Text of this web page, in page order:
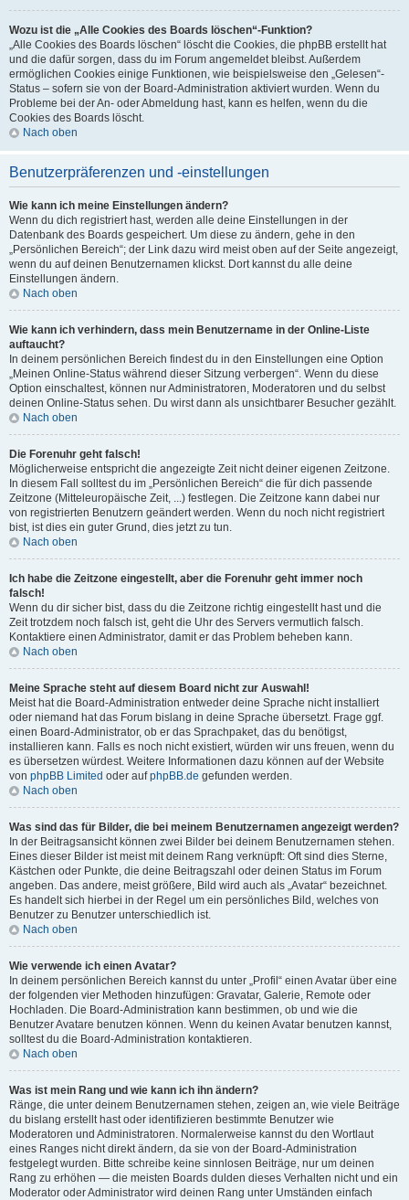
Wozu ist die „Alle Cookies des Boards löschen“-Funktion?
„Alle Cookies des Boards löschen“ löscht die Cookies, die phpBB erstellt hat
und die dafür sorgen, dass du im Forum angemeldet bleibst. Außerdem
ermöglichen Cookies einige Funktionen, wie beispielsweise den „Gelesen“-
Status – sofern sie von der Board-Administration aktiviert wurden. Wenn du
Probleme bei der An- oder Abmeldung hast, kann es helfen, wenn du die
Cookies des Boards löscht.
Nach oben
Benutzerpräferenzen und -einstellungen
Wie kann ich meine Einstellungen ändern?
Wenn du dich registriert hast, werden alle deine Einstellungen in der
Datenbank des Boards gespeichert. Um diese zu ändern, gehe in den
„Persönlichen Bereich“; der Link dazu wird meist oben auf der Seite angezeigt,
wenn du auf deinen Benutzernamen klickst. Dort kannst du alle deine
Einstellungen ändern.
Nach oben
Wie kann ich verhindern, dass mein Benutzername in der Online-Liste
auftaucht?
In deinem persönlichen Bereich findest du in den Einstellungen eine Option
„Meinen Online-Status während dieser Sitzung verbergen“. Wenn du diese
Option einschaltest, können nur Administratoren, Moderatoren und du selbst
deinen Online-Status sehen. Du wirst dann als unsichtbarer Besucher gezählt.
Nach oben
Die Forenuhr geht falsch!
Möglicherweise entspricht die angezeigte Zeit nicht deiner eigenen Zeitzone.
In diesem Fall solltest du im „Persönlichen Bereich“ die für dich passende
Zeitzone (Mitteleuropäische Zeit, ...) festlegen. Die Zeitzone kann dabei nur
von registrierten Benutzern geändert werden. Wenn du noch nicht registriert
bist, ist dies ein guter Grund, dies jetzt zu tun.
Nach oben
Ich habe die Zeitzone eingestellt, aber die Forenuhr geht immer noch
falsch!
Wenn du dir sicher bist, dass du die Zeitzone richtig eingestellt hast und die
Zeit trotzdem noch falsch ist, geht die Uhr des Servers vermutlich falsch.
Kontaktiere einen Administrator, damit er das Problem beheben kann.
Nach oben
Meine Sprache steht auf diesem Board nicht zur Auswahl!
Meist hat die Board-Administration entweder deine Sprache nicht installiert
oder niemand hat das Forum bislang in deine Sprache übersetzt. Frage ggf.
einen Board-Administrator, ob er das Sprachpaket, das du benötigst,
installieren kann. Falls es noch nicht existiert, würden wir uns freuen, wenn du
es übersetzen würdest. Weitere Informationen dazu können auf der Website
von phpBB Limited oder aufphpBB.de gefunden werden.
Nach oben
Was sind das für Bilder, die bei meinem Benutzernamen angezeigt werden?
In der Beitragsansicht können zwei Bilder bei deinem Benutzernamen stehen.
Eines dieser Bilder ist meist mit deinem Rang verknüpft: Oft sind dies Sterne,
Kästchen oder Punkte, die deine Beitragszahl oder deinen Status im Forum
angeben. Das andere, meist größere, Bild wird auch als „Avatar“ bezeichnet.
Es handelt sich hierbei in der Regel um ein persönliches Bild, welches von
Benutzer zu Benutzer unterschiedlich ist.
Nach oben
Wie verwende ich einen Avatar?
In deinem persönlichen Bereich kannst du unter „Profil“ einen Avatar über eine
der folgenden vier Methoden hinzufügen: Gravatar, Galerie, Remote oder
Hochladen. Die Board-Administration kann bestimmen, ob und wie die
Benutzer Avatare benutzen können. Wenn du keinen Avatar benutzen kannst,
solltest du die Board-Administration kontaktieren.
Nach oben
Was ist mein Rang und wie kann ich ihn ändern?
Ränge, die unter deinem Benutzernamen stehen, zeigen an, wie viele Beiträge
du bislang erstellt hast oder identifizieren bestimmte Benutzer wie
Moderatoren und Administratoren. Normalerweise kannst du den Wortlaut
eines Ranges nicht direkt ändern, da sie von der Board-Administration
festgelegt wurden. Bitte schreibe keine sinnlosen Beiträge, nur um deinen
Rang zu erhöhen — die meisten Boards dulden dieses Verhalten nicht und ein
Moderator oder Administrator wird deinen Rang unter Umständen einfach